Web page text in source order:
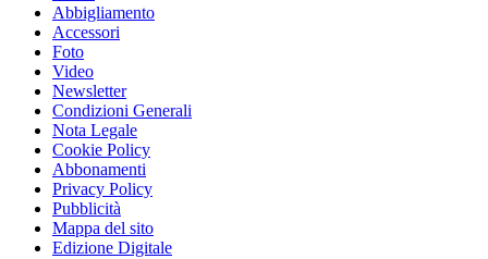
Abbigliamento
Accessori
Foto
Video
Newsletter
Condizioni Generali
Nota Legale
Cookie Policy
Abbonamenti
Privacy Policy
Pubblicità
Mappa del sito
Edizione Digitale